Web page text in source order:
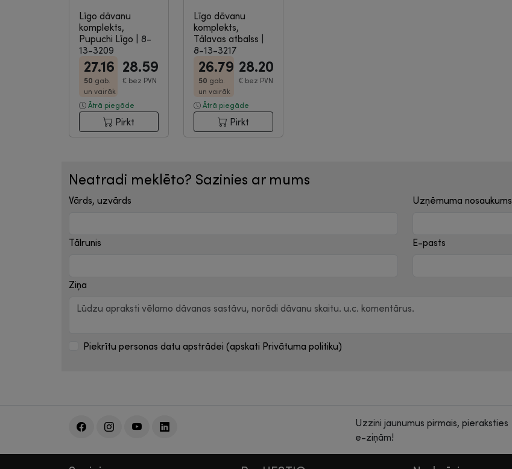
Līgo dāvanu
komplekts,
Pupuchi Līgo
8-
13-3209
27.16
50 gab.
un vairāk
28.59
€ bez PVN
Ātrā piegāde
Pirkt
Līgo dāvanu
komplekts,
Tālavas atbalss
8-13-3217
26.79
50 gab.
un vairāk
28.20
€ bez PVN
Ātrā piegāde
Pirkt
Neatradi meklēto? Sazinies ar mums
Vārds, uzvārds Uzņēmuma nosaukums
Tālrunis E-pasts
Ziņa
Piekrītu personas datu apstrādei (apskati Privātuma politiku)
Uzzini jaunumus pirmais, pieraksties
e-ziņām!